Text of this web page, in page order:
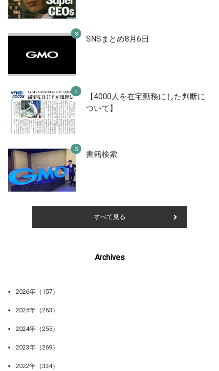
SNSまとめ8月6日
【4000人を在宅勤務にした判断に
ついて】
書籍検索
すべて見る
Archives
2026年（157）
2025年（263）
2024年（255）
2023年（269）
2022年（334）